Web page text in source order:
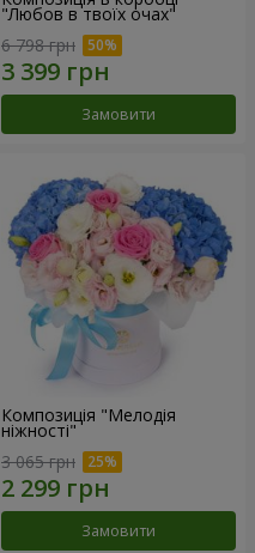
"Любов в твоїх очах"
6 798 грн
Замовити
Композиція "Мелодія
ніжності"
3 065 грн
Замовити